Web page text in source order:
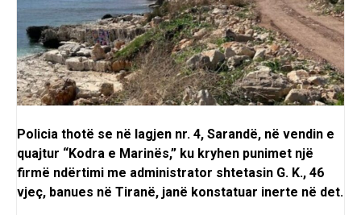
Policia thotë se në lagjen nr. 4, Sarandë, në vendin e
quajtur “Kodra e Marinës,” ku kryhen punimet një
firmë ndërtimi me administrator shtetasin G. K., 46
vjeç, banues në Tiranë, janë konstatuar inerte në det.